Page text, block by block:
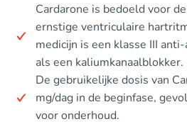
Cardarone is bedoeld voor
ernstige ventriculaire
medicijn is een klasse III
als een kaliumkanaalblokker.
De gebruikelijke dosis van
mg/dag in de beginfase,
voor onderhoud.